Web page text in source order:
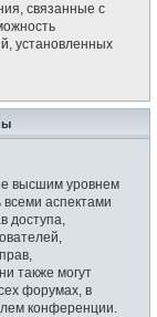
связанные с
установленных
высшим уровнем
аспектами
доступа,
также могут
форумах, в
конференции.